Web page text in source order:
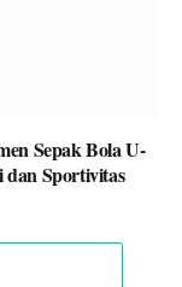
Sepak Bola U-
dan Sportivitas